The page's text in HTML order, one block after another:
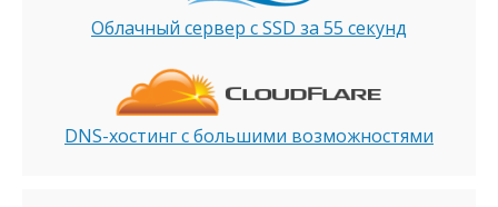
Облачный сервер с SSD за 55 секунд
DNS-хостинг с большими возможностями